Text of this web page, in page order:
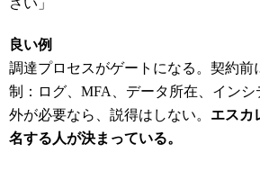
さい」
良い例
調達プロセスがゲートになる。契約前
制：ログ、MFA、データ所在、インシ
外が必要なら、説得はしない。 エスカ
名する人が決まっている。